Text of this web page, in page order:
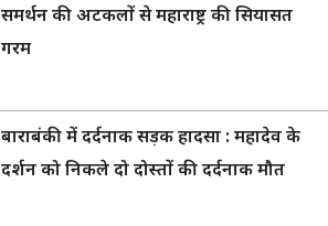
समर्थन की अटकलों से महाराष्ट्र की सियासत
गरम
बाराबंकी में दर्दनाक सड़क हादसा : महादेव के
दर्शन को निकले दो दोस्तों की दर्दनाक मौत